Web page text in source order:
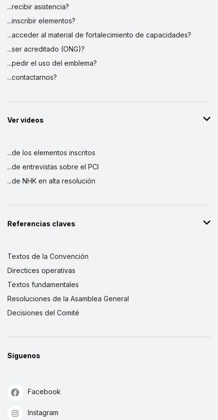
...recibir asistencia?
...inscribir elementos?
...acceder al material de fortalecimiento de capacidades?
...ser acreditado (ONG)?
...pedir el uso del emblema?
...contactarnos?
Ver vídeos
...de los elementos inscritos
...de entrevistas sobre el PCI
...de NHK en alta resolución
Referencias claves
Textos de la Convención
Directices operativas
Textos fundamentales
Resoluciones de la Asamblea General
Decisiones del Comité
Síguenos
Facebook
Instagram